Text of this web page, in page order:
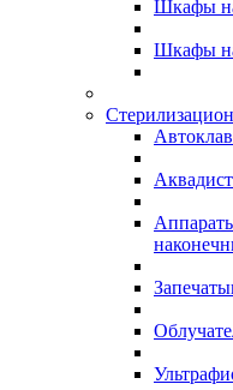
Шкафы
Шкафы